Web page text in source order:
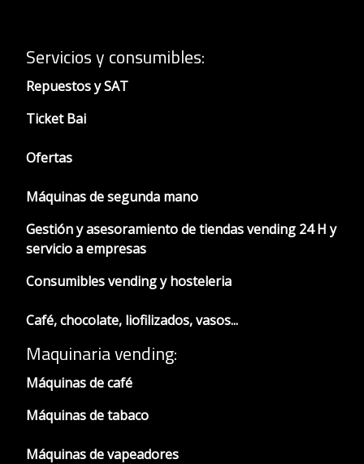
Servicios y consumibles:
Repuestos y SAT
Ticket Bai
Ofertas
Máquinas de segunda mano
Gestión y asesoramiento de tiendas vending 24 H y
servicio a empresas
Consumibles vending y hosteleria
Café, chocolate, liofilizados, vasos...
Maquinaria vending:
Máquinas de café
Máquinas de tabaco
Máquinas de vapeadores